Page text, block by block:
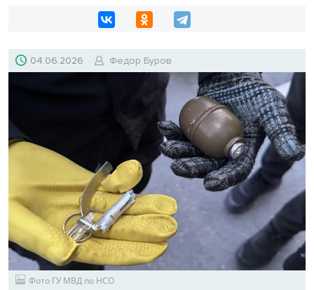
04.06.2026 Федор Буров
Фото ГУ МВД по НСО